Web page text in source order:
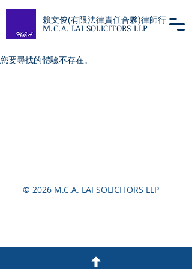
賴文俊(有限法律責任合夥)律師行
M.C.A. LAI SOLICITORS LLP
您要尋找的體驗不存在。
© 2026 M.C.A. LAI SOLICITORS LLP